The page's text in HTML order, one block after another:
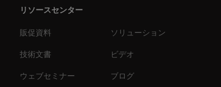
リソースセンター
販促資料 ソリューション
技術文書 ビデオ
ウェブセミナー ブログ